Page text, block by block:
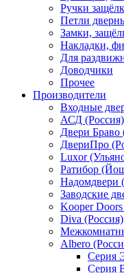
Ручки
Петли
Замки,
Накладки,
Для
Доводчики
Прочее
Производители
Входные
АСД (Россия)
Двери Браво
ДвериПро
Luxor
Ратибор
Надомдвери
Заводские
Kooper
Diva (Россия)
Albero
Серия
Серия